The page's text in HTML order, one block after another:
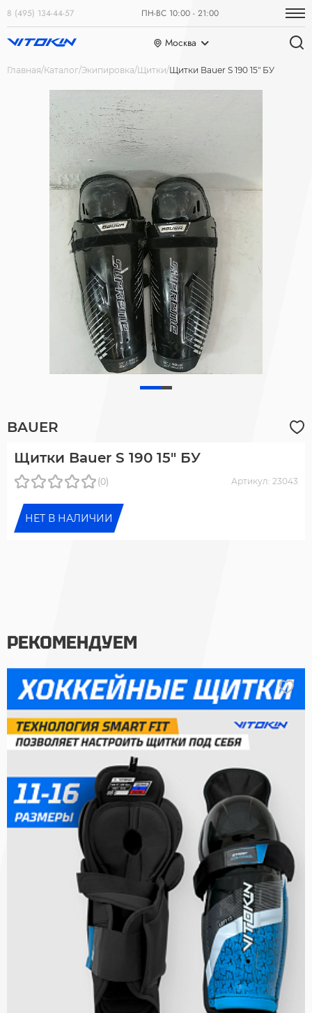
8 (495) 134-44-57 ПН-ВС 10:00 - 21:00
Москва
Главная Каталог Экипировка Щитки Щитки Bauer S 190 15" БУ
BAUER
Щитки Bauer S 190 15" БУ
(0) Артикул: 23043
НЕТ В НАЛИЧИИ
РЕКОМЕНДУЕМ